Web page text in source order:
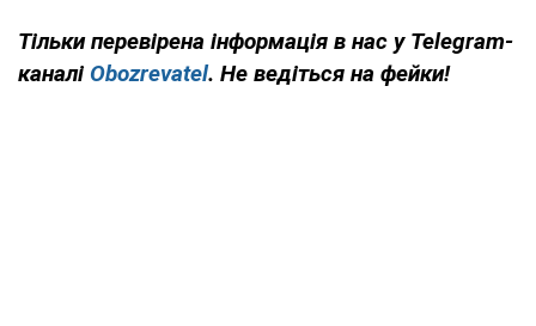
Тільки перевірена інформація в нас у Telegram-
каналі Obozrevatel. Не ведіться на фейки!